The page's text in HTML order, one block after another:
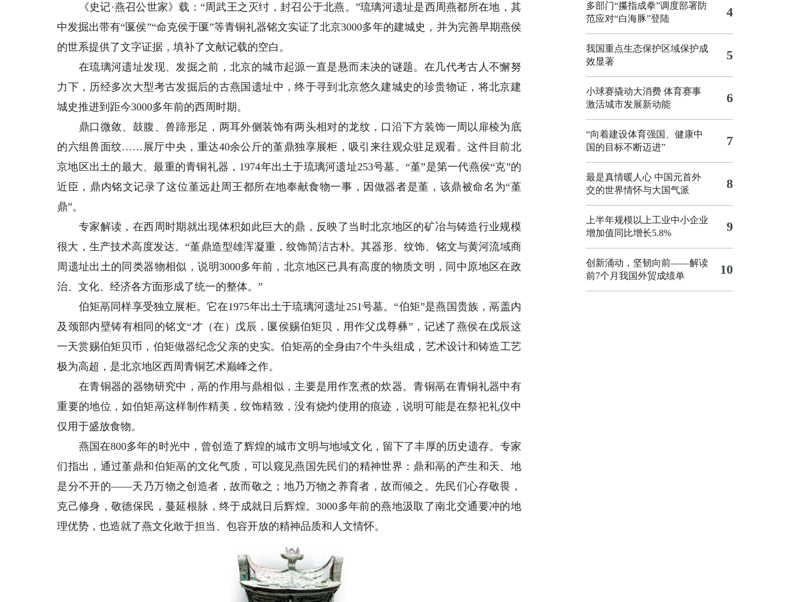
《史记·燕召公世家》载：“周武王之灭纣，封召公于北燕。”琉璃河遗址是西周燕都所在地，其
中发掘出带有“匽侯”“命克侯于匽”等青铜礼器铭文实证了北京3000多年的建城史，并为完善早期燕侯
的世系提供了文字证据，填补了文献记载的空白。
在琉璃河遗址发现、发掘之前，北京的城市起源一直是悬而未决的谜题。在几代考古人不懈努
力下，历经多次大型考古发掘后的古燕国遗址中，终于寻到北京悠久建城史的珍贵物证，将北京建
城史推进到距今3000多年前的西周时期。
鼎口微敛、鼓腹、兽蹄形足，两耳外侧装饰有两头相对的龙纹，口沿下方装饰一周以扉棱为底
的六组兽面纹……展厅中央，重达40余公斤的堇鼎独享展柜，吸引来往观众驻足观看。这件目前北
京地区出土的最大、最重的青铜礼器，1974年出土于琉璃河遗址253号墓。“堇”是第一代燕侯“克”的
近臣，鼎内铭文记录了这位堇远赴周王都所在地奉献食物一事，因做器者是堇，该鼎被命名为“堇
鼎”。
专家解读，在西周时期就出现体积如此巨大的鼎，反映了当时北京地区的矿冶与铸造行业规模
很大，生产技术高度发达。“堇鼎造型雄浑凝重，纹饰简洁古朴。其器形、纹饰、铭文与黄河流域商
周遗址出土的同类器物相似，说明3000多年前，北京地区已具有高度的物质文明，同中原地区在政
治、文化、经济各方面形成了统一的整体。”
伯矩鬲同样享受独立展柜。它在1975年出土于琉璃河遗址251号墓。“伯矩”是燕国贵族，鬲盖内
及颈部内壁铸有相同的铭文“才（在）戊辰，匽侯赐伯矩贝，用作父戊尊彝”，记述了燕侯在戊辰这
一天赏赐伯矩贝币，伯矩做器纪念父亲的史实。伯矩鬲的全身由7个牛头组成，艺术设计和铸造工艺
极为高超，是北京地区西周青铜艺术巅峰之作。
在青铜器的器物研究中，鬲的作用与鼎相似，主要是用作烹煮的炊器。青铜鬲在青铜礼器中有
重要的地位，如伯矩鬲这样制作精美，纹饰精致，没有烧灼使用的痕迹，说明可能是在祭祀礼仪中
仅用于盛放食物。
燕国在800多年的时光中，曾创造了辉煌的城市文明与地域文化，留下了丰厚的历史遗存。专家
们指出，通过堇鼎和伯矩鬲的文化气质，可以窥见燕国先民们的精神世界：鼎和鬲的产生和天、地
是分不开的——天乃万物之创造者，故而敬之；地乃万物之养育者，故而倾之。先民们心存敬畏，
克己修身，敬德保民，蔓延根脉，终于成就日后辉煌。3000多年前的燕地汲取了南北交通要冲的地
理优势，也造就了燕文化敢于担当、包容开放的精神品质和人文情怀。
多部门“攥指成拳”调度部署防
范应对“白海豚”登陆
4
我国重点生态保护区域保护成
效显著
5
小球赛撬动大消费 体育赛事
激活城市发展新动能
6
“向着建设体育强国、健康中
国的目标不断迈进”
7
最是真情暖人心 中国元首外
交的世界情怀与大国气派
8
上半年规模以上工业中小企业
增加值同比增长5.8%
9
创新涌动，坚韧向前——解读
前7个月我国外贸成绩单
10